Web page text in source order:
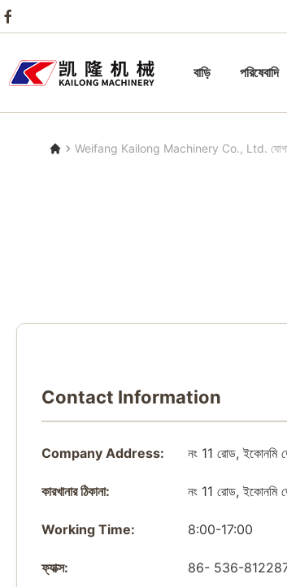
বাড়ি পরিষেবাদি
Weifang Kailong Machinery Co., Ltd.
Contact Information
Company Address: নং 11 রোড, ইকোনমি
কারখানার ঠিকানা: নং 11 রোড, ইকোনমি
Working Time: 8:00-17:00
ফ্যাক্স: 86- 536-